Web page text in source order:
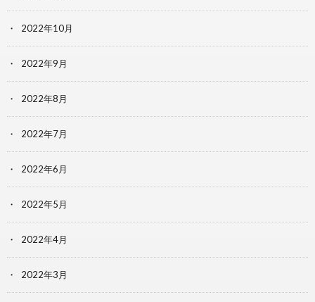
2022年10月
2022年9月
2022年8月
2022年7月
2022年6月
2022年5月
2022年4月
2022年3月